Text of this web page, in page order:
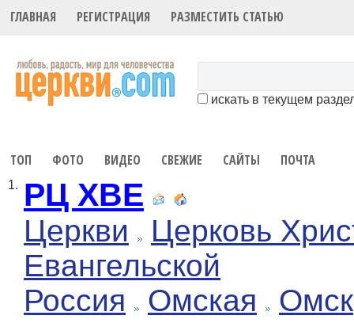
ГЛАВНАЯ РЕГИСТРАЦИЯ РАЗМЕСТИТЬ СТАТЬЮ
искать в текущем
ТОП ФОТО ВИДЕО СВЕЖИЕ САЙТЫ ПОЧТА
1. РЦ ХВЕ
Церкви
Церковь
Евангельской
Россия
Омская Омск